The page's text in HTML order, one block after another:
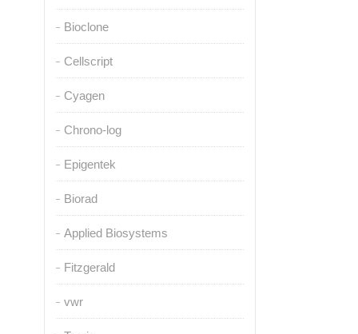
Bioclone
Cellscript
Cyagen
Chrono-log
Epigentek
Biorad
Applied Biosystems
Fitzgerald
vwr